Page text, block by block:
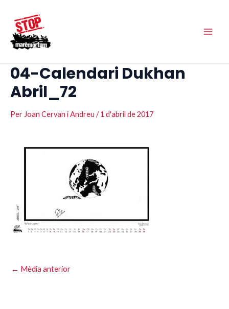
contingut
04-Calendari Dukhan
Abril_72
Per Joan Cervan i Andreu /1 d'abril de 2017
← Mèdia anterior